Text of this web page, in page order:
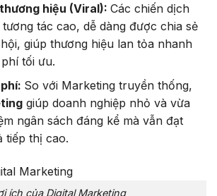
hiệu (Viral): Các chiến dịch
tác cao, dễ dàng được chia sẻ
giúp thương hiệu lan tỏa nhanh
tối ưu.
So với Marketing truyền thống,
giúp doanh nghiệp nhỏ và vừa
ngân sách đáng kể mà vẫn đạt
tiếp thị cao.
ích của Digital Marketing